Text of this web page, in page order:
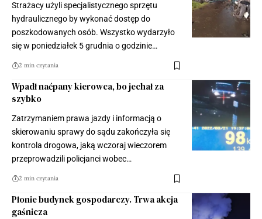
Strażacy użyli specjalistycznego sprzętu
hydraulicznego by wykonać dostęp do
poszkodowanych osób. Wszystko wydarzyło
się w poniedziałek 5 grudnia o godzinie…
2 min czytania
Wpadł naćpany kierowca, bo jechał za
szybko
Zatrzymaniem prawa jazdy i informacją o
skierowaniu sprawy do sądu zakończyła się
kontrola drogowa, jaką wczoraj wieczorem
przeprowadzili policjanci wobec…
2 min czytania
Płonie budynek gospodarczy. Trwa akcja
gaśnicza